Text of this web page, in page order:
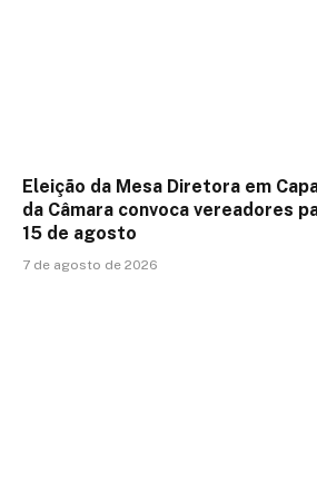
Eleição da Mesa Diretora em
da Câmara convoca vereadores
15 de agosto
7 de agosto de 2026